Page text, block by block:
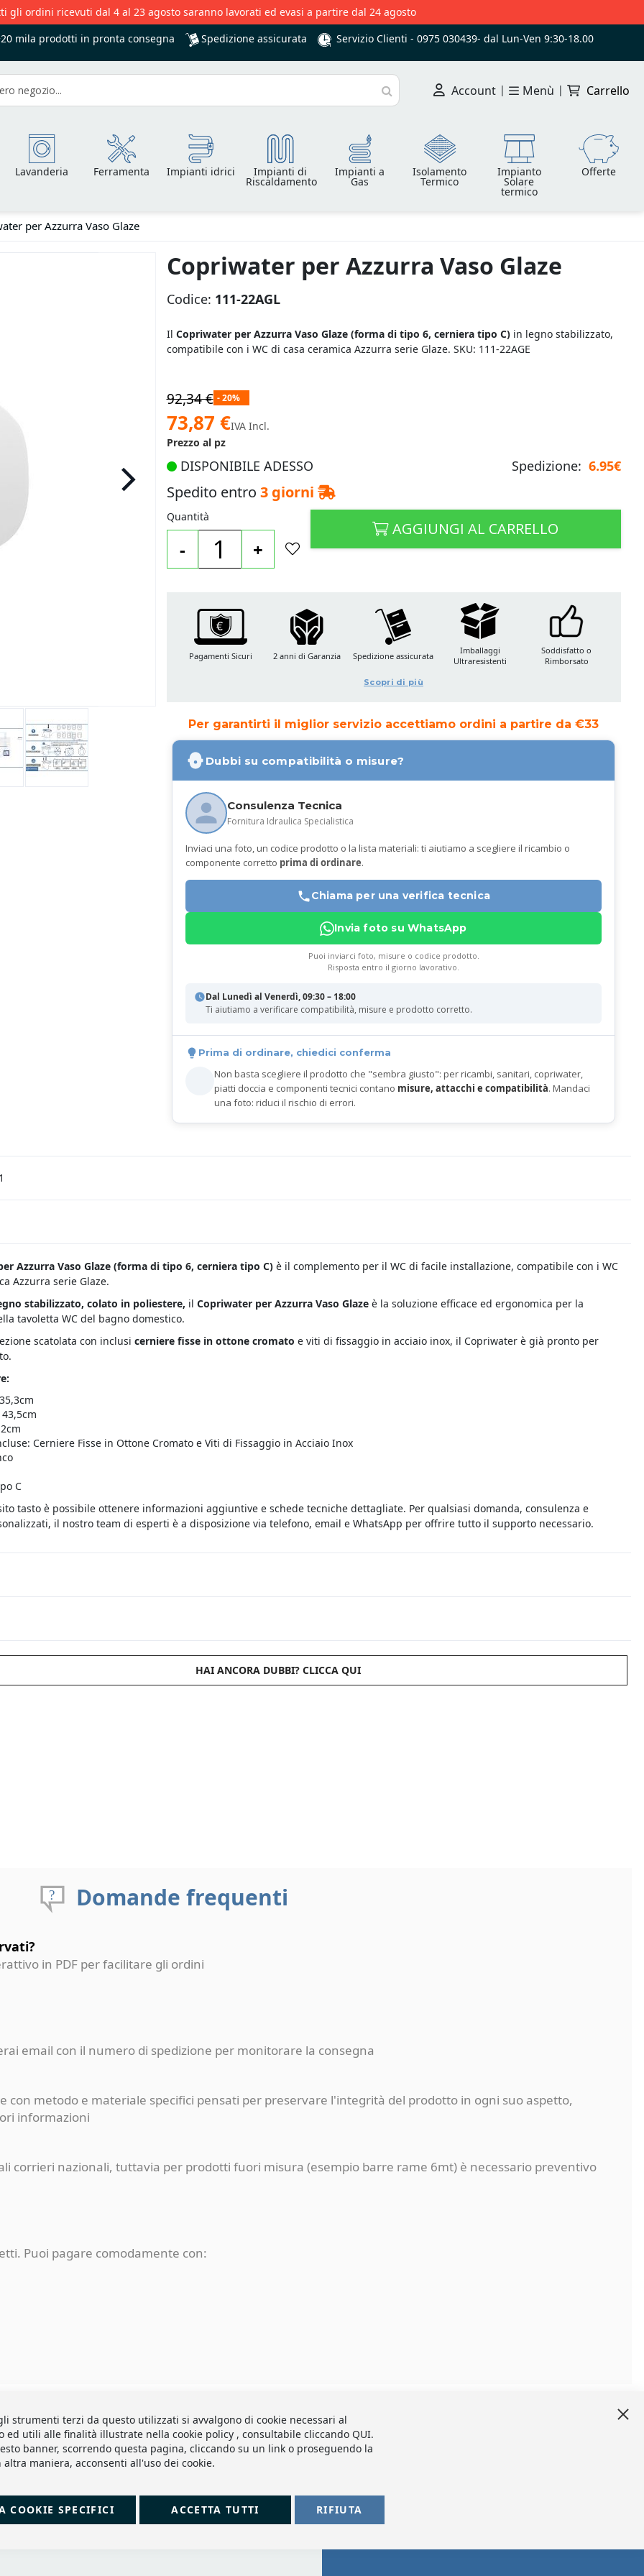
gli ordini ricevuti dal 4 al 23 agosto saranno lavorati ed evasi a partire dal 24 agosto
mila prodotti in pronta consegna Spedizione assicurata Servizio Clienti - 0975 030439- dal Lun-Ven 9:30-18.00
Cerca
Account | Menù | Carrello
Lavanderia Ferramenta Impianti idrici Impianti di
Riscaldamento
Impianti a
Gas
Isolamento
Termico
Impianto
Solare
termico
Offerte
per Azzurra Vaso Glaze
Copriwater per Azzurra Vaso Glaze
Codice: 111-22AGL
Il Copriwater per Azzurra Vaso Glaze (forma di tipo 6, cerniera tipo C) in legno stabilizzato,
compatibile con i WC di casa ceramica Azzurra serie Glaze. SKU: 111-22AGE
92,34 € - 20%
Prezzo
speciale
73,87 €IVA Incl.
Prezzo al pz
DISPONIBILE ADESSO Spedizione: 6.95€
Spedito entro 3 giorni
Quantità
- +
AGGIUNGI AL CARRELLO
Per garantirti il miglior servizio accettiamo ordini a partire da €33
Dubbi su compatibilità o misure?
Consulenza Tecnica
Fornitura Idraulica Specialistica
Inviaci una foto, un codice prodotto o la lista materiali: ti aiutiamo a scegliere il ricambio o
componente corretto prima di ordinare.
Chiama per una verifica tecnica
Invia foto su WhatsApp
Puoi inviarci foto, misure o codice prodotto.
Risposta entro il giorno lavorativo.
Dal Lunedì al Venerdì, 09:30 – 18:00
Ti aiutiamo a verificare compatibilità, misure e prodotto corretto.
Prima di ordinare, chiedici conferma
Non basta scegliere il prodotto che "sembra giusto": per ricambi, sanitari, copriwater,
piatti doccia e componenti tecnici contano misure, attacchi e compatibilità. Mandaci
una foto: riduci il rischio di errori.
Pagamenti Sicuri 2 anni di Garanzia Spedizione assicurata
Imballaggi
Ultraresistenti
Soddisfatto o
Rimborsato
Scopri di più
Azzurra Vaso Glaze (forma di tipo 6, cerniera tipo C) è il complemento per il WC di facile installazione, compatibile con i WC
Azzurra serie Glaze.
stabilizzato, colato in poliestere, il Copriwater per Azzurra Vaso Glazeè la soluzione efficace ed ergonomica per la
tavoletta WC del bagno domestico.
scatolata con inclusi cerniere fisse in ottone cromato e viti di fissaggio in acciaio inox, il Copriwater è già pronto per
Cerniere Fisse in Ottone Cromato e Viti di Fissaggio in Acciaio Inox
C
tasto è possibile ottenere informazioni aggiuntive e schede tecniche dettagliate. Per qualsiasi domanda, consulenza e
il nostro team di esperti è a disposizione via telefono, email e WhatsApp per offrire tutto il supporto necessario.
HAI ANCORA DUBBI? CLICCA QUI
Domande frequenti
in PDF per facilitare gli ordini
email con il numero di spedizione per monitorare la consegna
con metodo e materiale specifici pensati per preservare l'integrità del prodotto in ogni suo aspetto,
informazioni
corrieri nazionali, tuttavia per prodotti fuori misura (esempio barre rame 6mt) è necessario preventivo
Puoi pagare comodamente con:
strumenti terzi da questo utilizzati si avvalgono di cookie necessari al
ed utili alle finalità illustrate nella cookie policy , consultabile cliccando QUI.
banner, scorrendo questa pagina, cliccando su un link o proseguendo la
altra maniera, acconsenti all'uso dei cookie.
ACCETTA TUTTI
COOKIE SPECIFICI RIFIUTA